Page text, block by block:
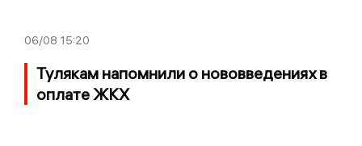
06/08 15:20
Тулякам напомнили о нововведениях в
оплате ЖКХ